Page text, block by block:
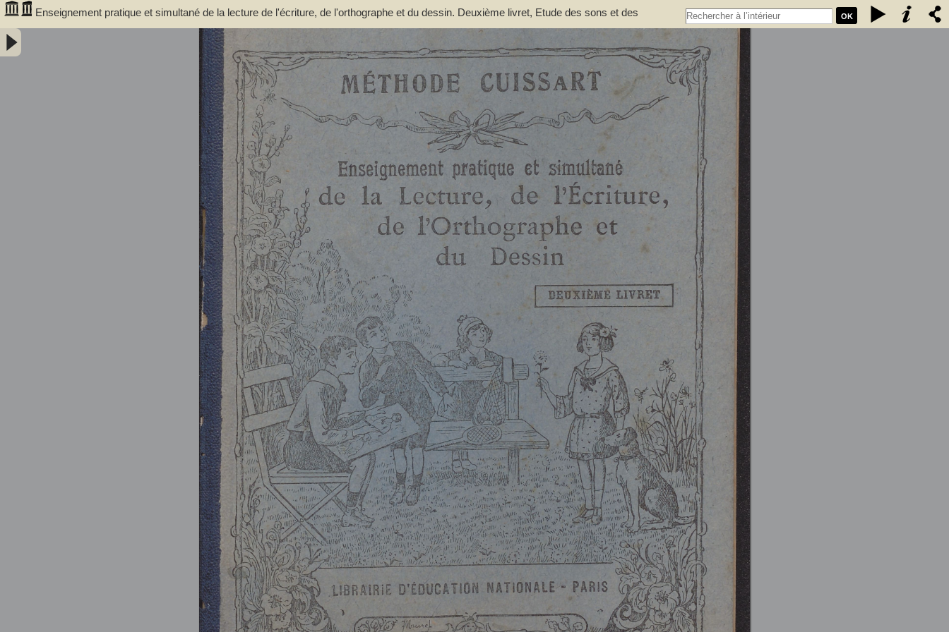
OK
Enseignement pratique et simultané de la lecture de l'écriture, de l'orthographe et du dessin. Deuxième livret, Etude des sons et des
articulations composés : méthode rationnelle préparant les enfants à la lecture expressive et à l'intelligence de la langue : contenant 76
vignettes et des notions élémentaires de dessin / par E. Cuissart,... ; d'après la méthode de M. Lacabe,.... - [nouv. éd.] - Cuissart, Eugène (1835-1896). Auteur